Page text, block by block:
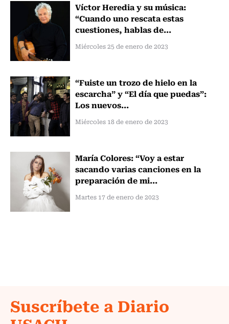
Víctor Heredia y su música:
“Cuando uno rescata estas
cuestiones, hablas de...
Miércoles 25 de enero de 2023
“Fuiste un trozo de hielo en la
escarcha” y “El día que puedas”:
Los nuevos...
Miércoles 18 de enero de 2023
María Colores: “Voy a estar
sacando varias canciones en la
preparación de mi...
Martes 17 de enero de 2023